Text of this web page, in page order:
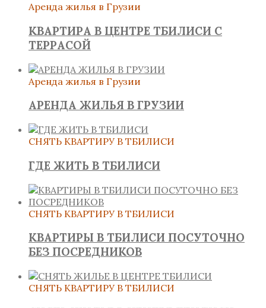
Аренда жилья в Грузии
КВАРТИРА В ЦЕНТРЕ ТБИЛИСИ С
ТЕРРАСОЙ
Аренда жилья в Грузии
АРЕНДА ЖИЛЬЯ В ГРУЗИИ
СНЯТЬ КВАРТИРУ В ТБИЛИСИ
ГДЕ ЖИТЬ В ТБИЛИСИ
СНЯТЬ КВАРТИРУ В ТБИЛИСИ
КВАРТИРЫ В ТБИЛИСИ ПОСУТОЧНО
БЕЗ ПОСРЕДНИКОВ
СНЯТЬ КВАРТИРУ В ТБИЛИСИ